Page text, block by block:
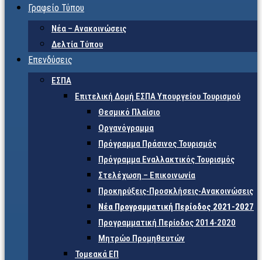
Γραφείο Τύπου
Νέα – Ανακοινώσεις
Δελτία Τύπου
Επενδύσεις
ΕΣΠΑ
Επιτελική Δομή ΕΣΠΑ Υπουργείου Τουρισμού
Θεσμικό Πλαίσιο
Οργανόγραμμα
Πρόγραμμα Πράσινος Τουρισμός
Πρόγραμμα Εναλλακτικός Τουρισμός
Στελέχωση – Επικοινωνία
Προκηρύξεις-Προσκλήσεις-Ανακοινώσεις
Νέα Προγραμματική Περίοδος 2021-2027
Προγραμματική Περίοδος 2014-2020
Μητρώο Προμηθευτών
Τομεακά ΕΠ